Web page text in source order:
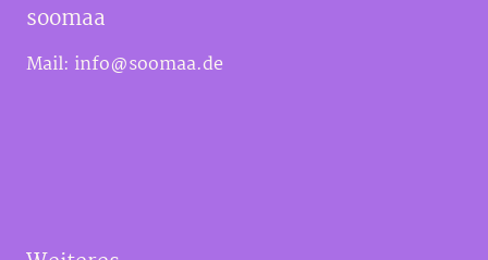
soomaa
Mail: info@soomaa.de